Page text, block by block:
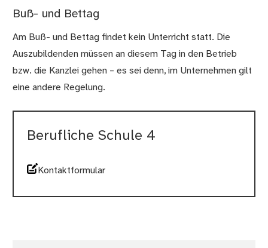
Buß- und Bettag
Am Buß- und Bettag findet kein Unterricht statt. Die
Auszubildenden müssen an diesem Tag in den Betrieb
bzw. die Kanzlei gehen – es sei denn, im Unternehmen gilt
eine andere Regelung.
Berufliche Schule 4
Kontaktformular